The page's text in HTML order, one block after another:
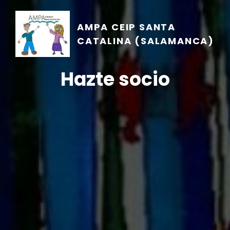
AMPA CEIP SANTA
CATALINA (SALAMANCA)
Hazte socio